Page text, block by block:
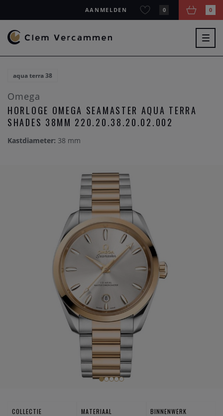
AANMELDEN 0 0
aqua terra 38
Omega
HORLOGE OMEGA SEAMASTER AQUA TERRA
SHADES 38MM 220.20.38.20.02.002
Kastdiameter: 38 mm
COLLECTIE
MATERIAAL
BINNENWERK